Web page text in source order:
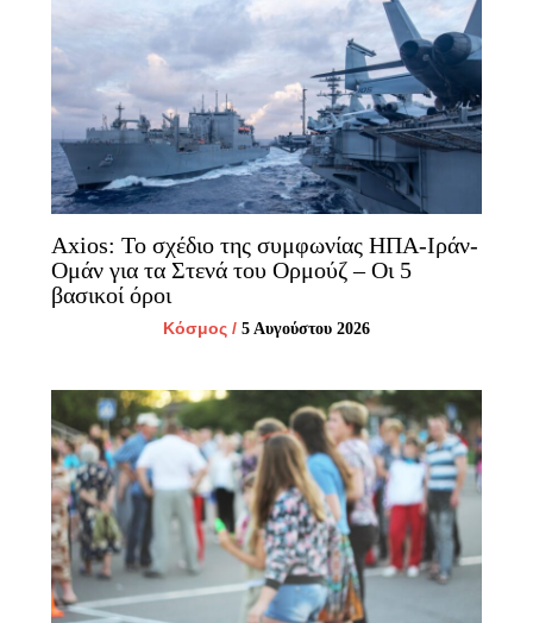
Axios: Το σχέδιο της συμφωνίας ΗΠΑ-Ιράν-
Ομάν για τα Στενά του Ορμούζ – Οι 5
βασικοί όροι
Κόσμος / 5 Αυγούστου 2026